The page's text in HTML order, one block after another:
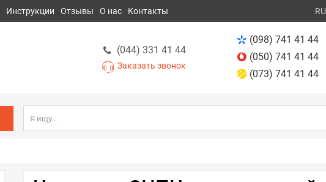
Инструкции Отзывы О нас Контакты RU
(044) 331 41 44
Заказать звонок
(098) 741 41 44
(050) 741 41 44
(073) 741 41 44